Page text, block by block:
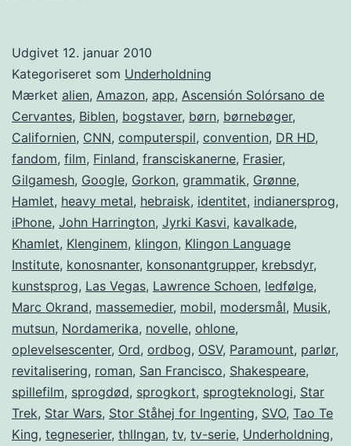
Udgivet 12. januar 2010
Kategoriseret som Underholdning
Mærket alien, Amazon, app, Ascensión Solórsano de
Cervantes, Biblen, bogstaver, børn, børnebøger,
Californien, CNN, computerspil, convention, DR HD,
fandom, film, Finland, fransciskanerne, Frasier,
Gilgamesh, Google, Gorkon, grammatik, Grønne,
Hamlet, heavy metal, hebraisk, identitet, indianersprog,
iPhone, John Harrington, Jyrki Kasvi, kavalkade,
Khamlet, Klenginem, klingon, Klingon Language
Institute, konosnanter, konsonantgrupper, krebsdyr,
kunstsprog, Las Vegas, Lawrence Schoen, ledfølge,
Marc Okrand, massemedier, mobil, modersmål, Musik,
mutsun, Nordamerika, novelle, ohlone,
oplevelsescenter, Ord, ordbog, OSV, Paramount, parlør,
revitalisering, roman, San Francisco, Shakespeare,
spillefilm, sprogdød, sprogkort, sprogteknologi, Star
Trek, Star Wars, Stor Ståhej for Ingenting, SVO, Tao Te
King, tegneserier, thlIngan, tv, tv-serie, Underholdning,